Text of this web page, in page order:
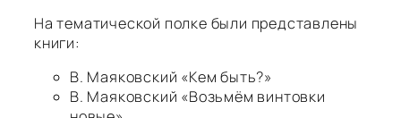
На тематической полке были представлены
книги:
В. Маяковский «Кем быть?»
В. Маяковский «Возьмём винтовки